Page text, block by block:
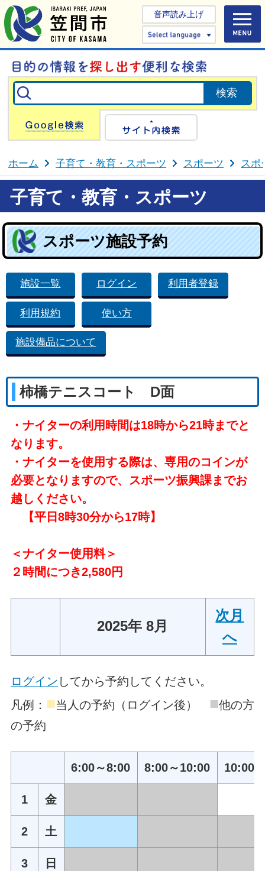
音声読み上げ
Select
Google検索
ホーム 子育て・教育・スポーツ スポーツ スポ
子育て・教育・スポーツ
スポーツ施設予約
施設一覧 ログイン 利用者登録
利用規約 使い方
施設備品について
柿橋テニスコート D面
・ナイターの利用時間は18時から21時までと
なります。
・ナイターを使用する際は、専用のコインが
必要となりますので、スポーツ振興課までお
越しください。
【平日8時30分から17時】
＜ナイター使用料＞
２時間につき2,580円
2025年 8月
次月
へ
ログイン してから予約してください。
凡例： ■当人の予約（ログイン後） ■他の方
の予約
6:00～8:00 8:00～10:00 10:00
1 金
2 土
3 日